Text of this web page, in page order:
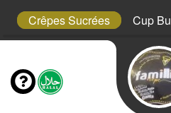
Crêpes Sucrées Cup